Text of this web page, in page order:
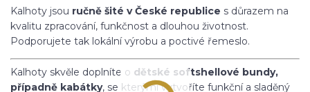
Kalhoty jsou ručně šité v České republice s důrazem na
kvalitu zpracování, funkčnost a dlouhou životnost.
Podporujete tak lokální výrobu a poctivé řemeslo.
Kalhoty skvěle doplníte o dětské softshellové bundy,
případně kabátky, se kterými vytvoříte funkční a sladěný